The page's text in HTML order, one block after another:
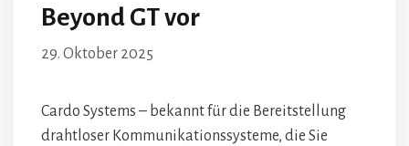
Beyond GT vor
29. Oktober 2025
Cardo Systems – bekannt für die Bereitstellung
drahtloser Kommunikationssysteme, die Sie